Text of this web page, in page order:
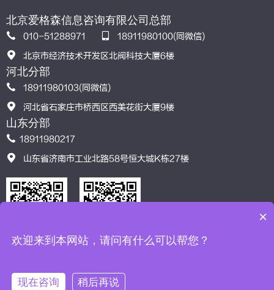
北京爱格森信息咨询有限公司总部
010-51288971
18911980100(同微信)
北京市经济技术开发区北阀科技大厦6楼
河北分部
18911980103(同微信)
河北省石家庄市桥西区西美花街大厦9楼
山东分部
18911980217
山东省济南市工业北路58号恒大城K栋27楼
北京爱格森信息咨询有限公司©版权所有
×
欢迎来到本网站，请问有什么可以帮您？
现在咨询 稍后再说